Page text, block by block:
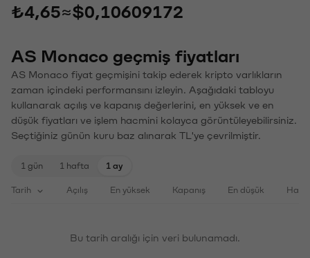
₺4,65≈$0,10609172
AS Monaco geçmiş fiyatları
AS Monaco fiyat geçmişini takip ederek kripto varlıkların
zaman içindeki performansını izleyin. Aşağıdaki tabloyu
kullanarak açılış ve kapanış değerlerini, en yüksek ve en
düşük fiyatları ve işlem hacmini kolayca görüntüleyebilirsiniz.
Seçtiğiniz günün kuru baz alınarak TL'ye çevrilmiştir.
1 gün 1 hafta 1 ay
Tarih Açılış En yüksek Kapanış En düşük
Bu tarih aralığı için veri bulunamadı.